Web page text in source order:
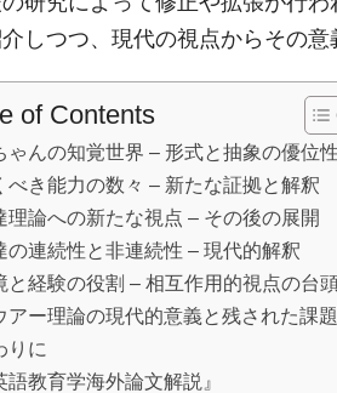
しつつ、現代の視点からその意
of Contents
ゃんの知覚世界 – 形式と抽象の優位性
べき能力の数々 – 新たな証拠と解釈
理論への新たな視点 – その後の展開
の連続性と非連続性 – 現代的解釈
と経験の役割 – 相互作用的視点の台
アー理論の現代的意義と残された課題
りに
語教育学海外論文解説』